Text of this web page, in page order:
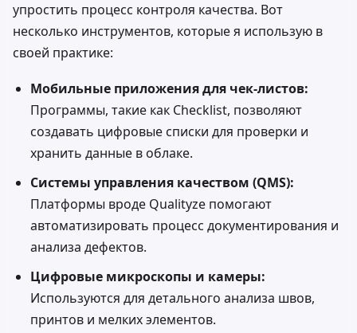
упростить процесс контроля качества. Вот
несколько инструментов, которые я использую в
своей практике:
Мобильные приложения для чек-листов:
Программы, такие как Checklist, позволяют
создавать цифровые списки для проверки и
хранить данные в облаке.
Системы управления качеством (QMS):
Платформы вроде Qualityzeпомогают
автоматизировать процесс документирования и
анализа дефектов.
Цифровые микроскопы и камеры:
Используются для детального анализа швов,
принтов и мелких элементов.